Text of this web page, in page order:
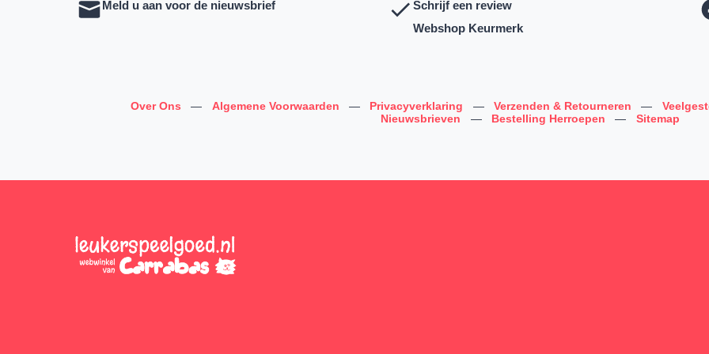
Meld u aan voor de nieuwsbrief
Schrijf een review
Webshop Keurmerk
Over Ons — Algemene Voorwaarden — Privacyverklaring — Verzenden & Retourneren —
Nieuwsbrieven
— Bestelling Herroepen — Sitemap